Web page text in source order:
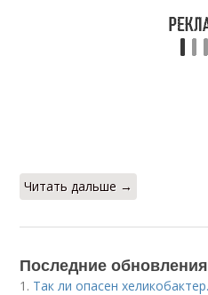
Читать дальше →
Последние
1. Так ли опасен